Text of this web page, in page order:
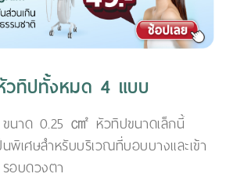
วทิปทั้งหมด 4 แบบ
นาด 0.25 ㎠ หัวทิปขนาดเล็กนี้
พิเศษสำหรับบริเวณที่บอบบางและเข้า
อบดวงตา